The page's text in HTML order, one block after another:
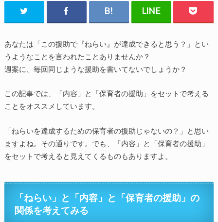
あなたは「この援助で『ねらい』が達成できると思う？」とい
うようなことを言われたことありませんか？
週案に、毎回同じような援助を書いてないでしょうか？
この記事では、「内容」と「保育者の援助」をセットで考える
ことをオススメしています。
「ねらいを達成するための保育者の援助じゃないの？」と思い
ますよね。その通りです。でも、「内容」と「保育者の援助」
をセットで考えると見えてくるものもありますよ。
「ねらい」と「内容」と「保育者の援助」の
関係を考えてみる